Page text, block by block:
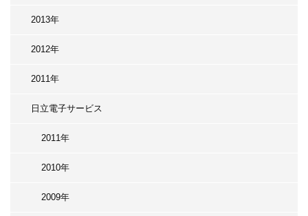
2013年
2012年
2011年
日立電子サービス
2011年
2010年
2009年